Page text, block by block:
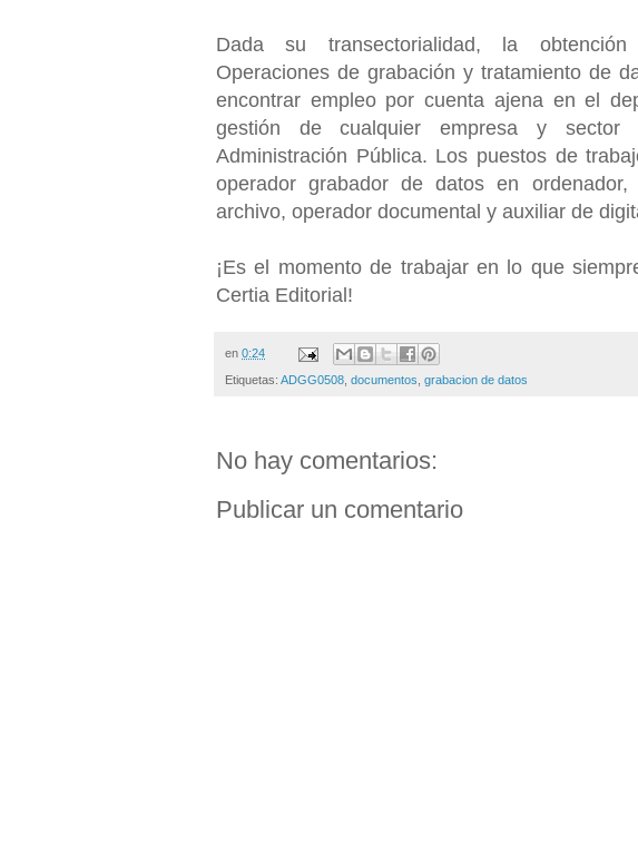
Dada su transectorialidad, la
Operaciones de grabación y tratamiento de
encontrar empleo por cuenta ajena en el
gestión de cualquier empresa y
Administración Pública. Los puestos de
operador grabador de datos en
archivo, operador documental y auxiliar de
¡Es el momento de trabajar en lo que
Certia Editorial!
en 0:24
Etiquetas: ADGG0508 documentos grabacion de datos
No hay comentarios:
Publicar un comentario